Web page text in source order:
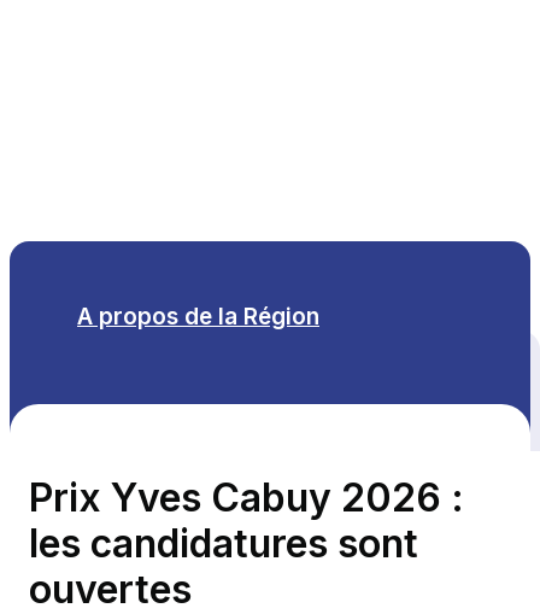
A propos de la Région
Prix Yves Cabuy 2026 :
les candidatures sont
ouvertes